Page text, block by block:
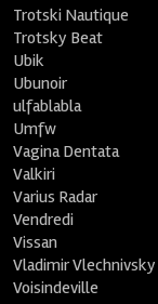
Trotski Nautique
Trotsky Beat
Ubik
Ubunoir
ulfablabla
Umfw
Vagina Dentata
Valkiri
Varius Radar
Vendredi
Vissan
Vladimir Vlechnivsky
Voisindeville